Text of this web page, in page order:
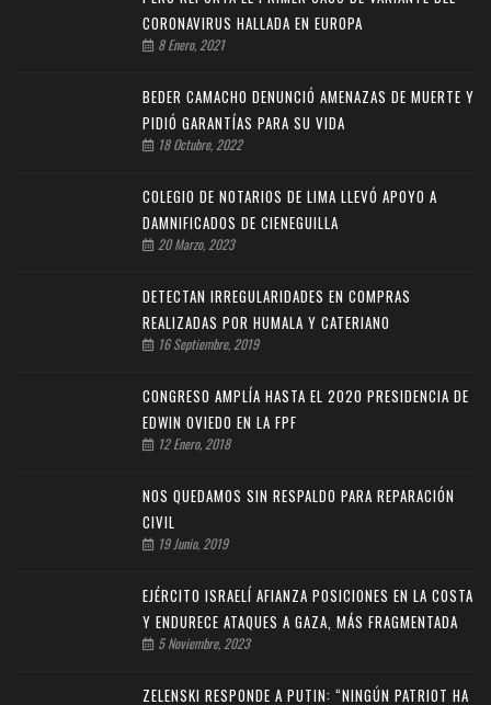
CORONAVIRUS HALLADA EN EUROPA
8 Enero, 2021
BEDER CAMACHO DENUNCIÓ AMENAZAS DE MUERTE Y
PIDIÓ GARANTÍAS PARA SU VIDA
18 Octubre, 2022
COLEGIO DE NOTARIOS DE LIMA LLEVÓ APOYO A
DAMNIFICADOS DE CIENEGUILLA
20 Marzo, 2023
DETECTAN IRREGULARIDADES EN COMPRAS
REALIZADAS POR HUMALA Y CATERIANO
16 Septiembre, 2019
CONGRESO AMPLÍA HASTA EL 2020 PRESIDENCIA DE
EDWIN OVIEDO EN LA FPF
12 Enero, 2018
NOS QUEDAMOS SIN RESPALDO PARA REPARACIÓN
CIVIL
19 Junio, 2019
EJÉRCITO ISRAELÍ AFIANZA POSICIONES EN LA COSTA
Y ENDURECE ATAQUES A GAZA, MÁS FRAGMENTADA
5 Noviembre, 2023
ZELENSKI RESPONDE A PUTIN: “NINGÚN PATRIOT HA